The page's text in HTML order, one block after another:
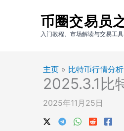
币圈交易员
入门教程、市场解读与交易工具
主页 » 比特币行情分析
2025.3.1比
2025年11月25日